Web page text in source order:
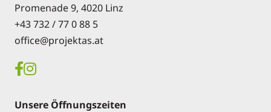
Promenade 9, 4020 Linz
+43 732 / 77 0 88 5
office@projektas.at
Unsere Öffnungszeiten